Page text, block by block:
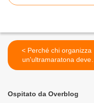
< Perché chi organizza
un'ultramaratona deve
mettersi in condizione di
Ospitato da Overblog